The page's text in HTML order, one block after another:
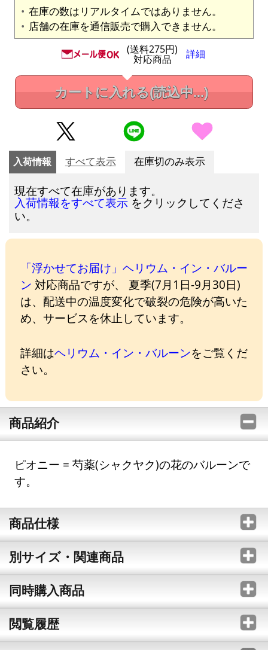
在庫の数はリアルタイムではありません。
店舗の在庫を通信販売で購入できません。
(送料275円)
対応商品 詳細
カートに入れる(読込中...)
入荷情報 すべて表示 在庫切のみ表示
現在すべて在庫があります。
入荷情報をすべて表示 をクリックしてくださ
い。
「浮かせてお届け」ヘリウム・イン・バルー
ン 対応商品ですが、 夏季(7月1日-9月30日)
は、配送中の温度変化で破裂の危険が高いた
め、サービスを休止しています。
詳細はヘリウム・イン・バルーンをご覧くだ
さい。
商品紹介
ピオニー = 芍薬(シャクヤク)の花のバルーンで
す。
商品仕様
別サイズ・関連商品
同時購入商品
閲覧履歴